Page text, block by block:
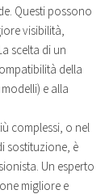
Questi possono
visibilità,
scelta di un
della
e alla
complessi, o nel
sostituzione, è
Un esperto
migliore e